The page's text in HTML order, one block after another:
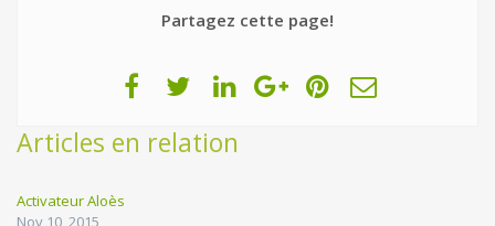
Partagez cette page!
Articles en relation
Activateur Aloès
Nov 10, 2015